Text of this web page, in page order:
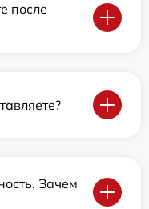
после
Зачем